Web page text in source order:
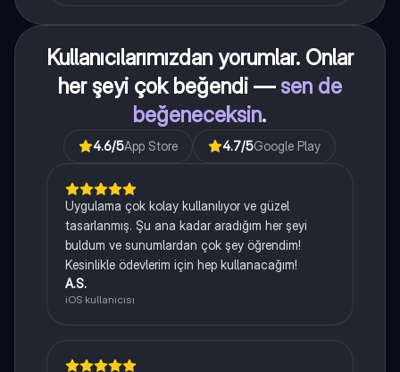
Kullanıcılarımızdan yorumlar. Onlar
her şeyi çok beğendi — sen de
beğeneceksin.
4.6/5App Store 4.7/5Google Play
Uygulama çok kolay kullanılıyor ve güzel
tasarlanmış. Şu ana kadar aradığım her şeyi
buldum ve sunumlardan çok şey öğrendim!
Kesinlikle ödevlerim için hep kullanacağım!
A.S.
iOS kullanıcısı